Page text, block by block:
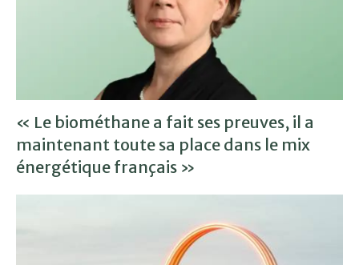
« Le biométhane a fait ses preuves, il a
maintenant toute sa place dans le mix
énergétique français »